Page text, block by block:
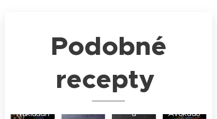
Podobné
recepty
Nakládan
Chřestov
á
Avokádo